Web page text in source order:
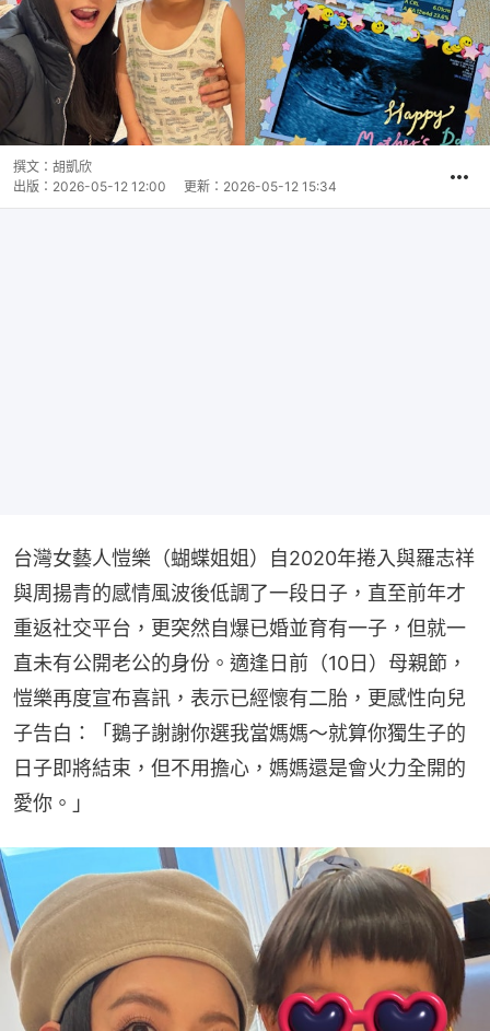
撰文： 胡凱欣
出版： 2026-05-12 12:00 更新： 2026-05-12 15:34
台灣女藝人愷樂（蝴蝶姐姐）自2020年捲入與羅志祥
與周揚青的感情風波後低調了一段日子，直至前年才
重返社交平台，更突然自爆已婚並育有一子，但就一
直未有公開老公的身份。適逢日前（10日）母親節，
愷樂再度宣布喜訊，表示已經懷有二胎，更感性向兒
子告白：「鵝子謝謝你選我當媽媽～就算你獨生子的
日子即將結束，但不用擔心，媽媽還是會火力全開的
愛你。」